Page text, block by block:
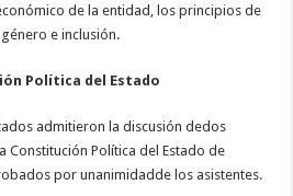
de la entidad, los principios de
e inclusión.
Política del Estado
admitieron la discusión dedos
Constitución Política del Estado de
por unanimidadde los asistentes.